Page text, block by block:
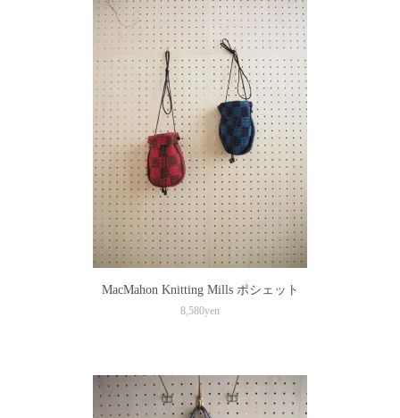
MacMahon Knitting Mills ポシェット
8,580yen